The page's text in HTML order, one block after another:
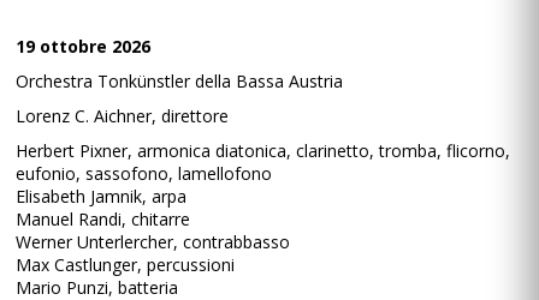
19 ottobre 2026
Orchestra Tonkünstler della Bassa Austria
Lorenz C. Aichner, direttore
Herbert Pixner, armonica diatonica, clarinetto, tromba, flicorno,
eufonio, sassofono, lamellofono
Elisabeth Jamnik, arpa
Manuel Randi, chitarre
Werner Unterlercher, contrabbasso
Max Castlunger, percussioni
Mario Punzi, batteria